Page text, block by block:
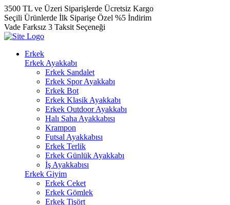
3500 TL ve Üzeri Siparişlerde Ücretsiz Kargo
Seçili Ürünlerde İlk Siparişe Özel %5 İndirim
Vade Farksız 3 Taksit Seçeneği
Erkek
Erkek Ayakkabı
Erkek Sandalet
Erkek Spor Ayakkabı
Erkek Bot
Erkek Klasik Ayakkabı
Erkek Outdoor Ayakkabı
Halı Saha Ayakkabısı
Krampon
Futsal Ayakkabısı
Erkek Terlik
Erkek Günlük Ayakkabı
İş Ayakkabısı
Erkek Giyim
Erkek Ceket
Erkek Gömlek
Erkek Tişört